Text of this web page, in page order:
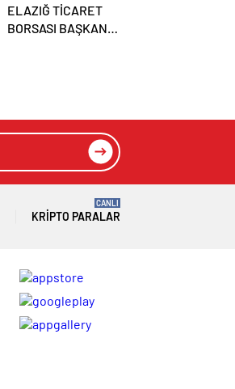
ELAZIĞ TİCARET
BORSASI BAŞKANI
MESAJI
KRIPTO PARALAR
CANLI